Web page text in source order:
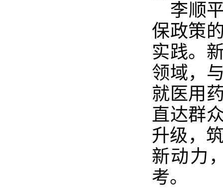
李顺
保政策
实践。
领域，
就医用
直达群
升级，
新动力
考。